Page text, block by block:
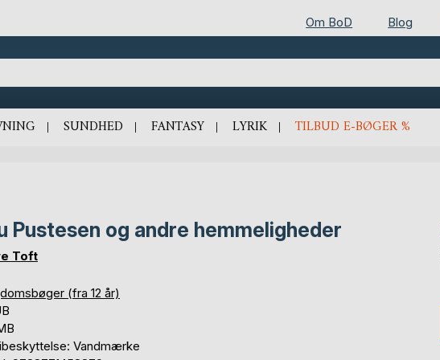
Om BoD Blog
SUNDHED FANTASY LYRIK TILBUD E-BØGER %
Pustesen og andre hemmeligheder
Toft
(fra 12 år)
Vandmærke